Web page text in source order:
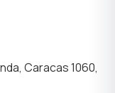
Caracas 1060,